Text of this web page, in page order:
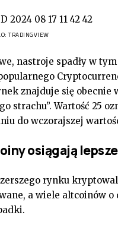
TRADINGVIEW
nastroje spadły w
znajduje się obecnie
strachu”. Wartość 25
do wczorajszej
osiągają
rynku
a wiele altcoinów